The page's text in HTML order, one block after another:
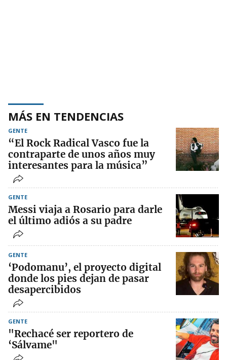
MÁS EN TENDENCIAS
GENTE
“El Rock Radical Vasco fue la
contraparte de unos años muy
interesantes para la música”
GENTE
Messi viaja a Rosario para darle
el último adiós a su padre
GENTE
‘Podomanu’, el proyecto digital
donde los pies dejan de pasar
desapercibidos
GENTE
"Rechacé ser reportero de
‘Sálvame"